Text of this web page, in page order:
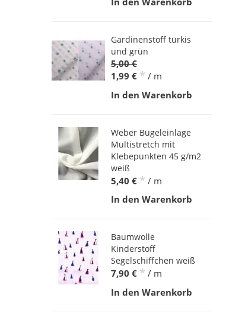
Gardinenstoff türkis
und grün
5,00 €
1,99 € * / m
In den Warenkorb
Weber Bügeleinlage
Multistretch mit
Klebepunkten 45 g/m2
weiß
5,40 € * / m
In den Warenkorb
Baumwolle
Kinderstoff
Segelschiffchen weiß
7,90 € * / m
In den Warenkorb